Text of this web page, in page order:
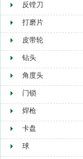
反镗刀
打磨片
皮带轮
钻头
角度头
门锁
焊枪
卡盘
球